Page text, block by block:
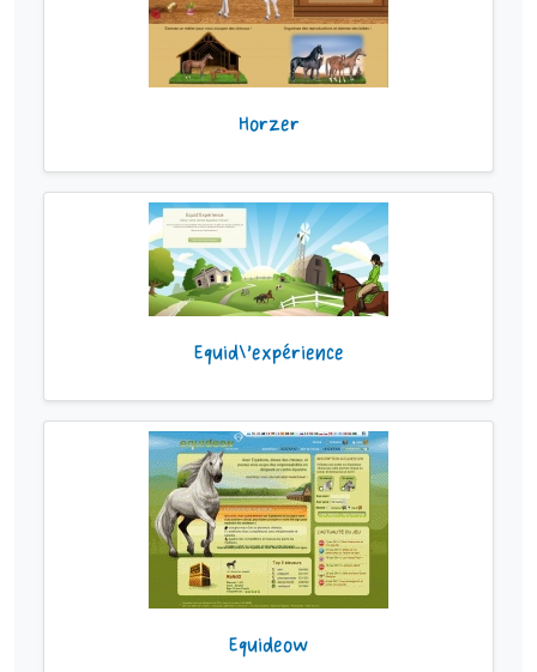
Horzer
Equid\'expérience
Equideow